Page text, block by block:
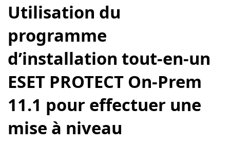
Utilisation du
programme
d’installation tout-en-un
ESET PROTECT On-Prem
11.1 pour effectuer une
mise à niveau